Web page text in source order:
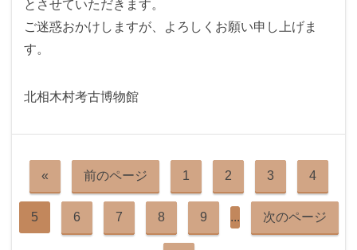
とさせていただきます。
ご迷惑おかけしますが、よろしくお願い申し上げま
す。
北相木村考古博物館
« 前のページ 1 2 3 4
5 6 7 8 9 ... 次のページ